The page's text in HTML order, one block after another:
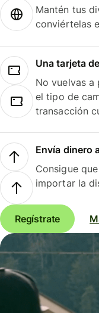
Mantén tus
conviértelas
Una tarjeta
No vuelvas
el tipo de
transacción
Envía dinero
Consigue
importar la
Regístrate